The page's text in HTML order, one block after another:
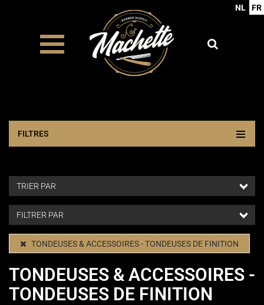
NL FR
FILTRES
TONDEUSES & ACCESSOIRES - TONDEUSES DE FINITION
TONDEUSES & ACCESSOIRES -
TONDEUSES DE FINITION